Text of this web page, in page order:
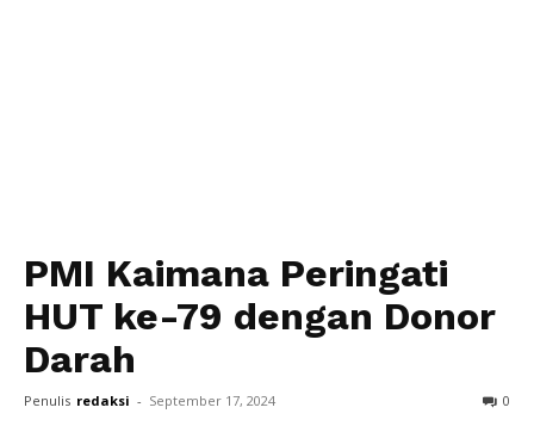
PMI Kaimana Peringati
HUT ke-79 dengan Donor
Darah
Penulis redaksi - September 17, 2024 0